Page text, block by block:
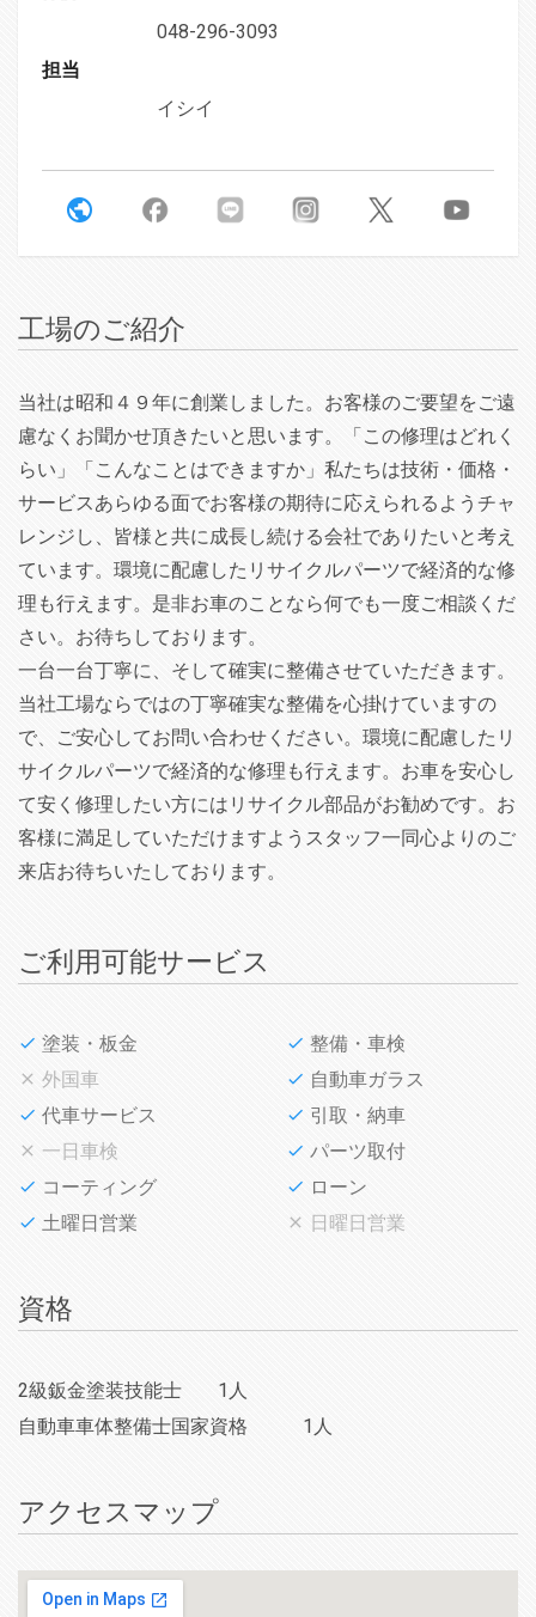
048-296-3093
担当
イシイ
工場のご紹介
当社は昭和４９年に創業しました。お客様のご要望をご遠
慮なくお聞かせ頂きたいと思います。「この修理はどれく
らい」「こんなことはできますか」私たちは技術・価格・
サービスあらゆる面でお客様の期待に応えられるようチャ
レンジし、皆様と共に成長し続ける会社でありたいと考え
ています。環境に配慮したリサイクルパーツで経済的な修
理も行えます。是非お車のことなら何でも一度ご相談くだ
さい。お待ちしております。
一台一台丁寧に、そして確実に整備させていただきます。
当社工場ならではの丁寧確実な整備を心掛けていますの
で、ご安心してお問い合わせください。環境に配慮したリ
サイクルパーツで経済的な修理も行えます。お車を安心し
て安く修理したい方にはリサイクル部品がお勧めです。お
客様に満足していただけますようスタッフ一同心よりのご
来店お待ちいたしております。
ご利用可能サービス
塗装・板金
整備・車検
外国車
自動車ガラス
代車サービス
引取・納車
一日車検
パーツ取付
コーティング
ローン
土曜日営業
日曜日営業
資格
2級鈑金塗装技能士
1人
自動車車体整備士国家資格
1人
アクセスマップ